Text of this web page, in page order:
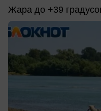
Жара до +39